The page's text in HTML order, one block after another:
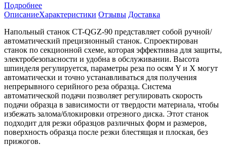
Подробнее
ОписаниеХарактеристики Отзывы Доставка
Напольный станок CT-QGZ-90 представляет собой ручной/
автоматический прецизионный станок. Спроектирован
станок по секционной схеме, которая эффективна для защиты,
электробезопасности и удобна в обслуживании. Высота
шпинделя регулируется, параметры реза по осям Y и X могут
автоматически и точно устанавливаться для получения
непрерывного серийного реза образца. Система
автоматической подачи позволяет регулировать скорость
подачи образца в зависимости от твердости материала, чтобы
избежать залома/блокировки отрезного диска. Этот станок
подходит для резки образцов различных форм и размеров,
поверхность образца после резки блестящая и плоская, без
прижогов.